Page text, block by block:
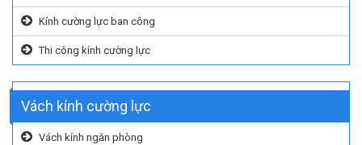
Kính cường lực ban công
Thi công kính cường lực
Vách kính cường lực
Vách kính ngăn phòng